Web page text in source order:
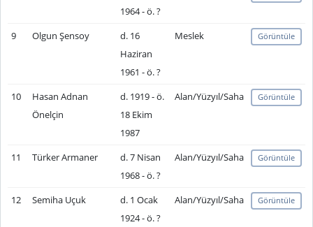
1964 - ö. ?
9 Olgun Şensoy
d. 16
Haziran
1961 - ö. ?
Meslek Görüntüle
10
Hasan Adnan
Önelçin
d. 1919 - ö.
18 Ekim
1987
Alan/Yüzyıl/Saha Görüntüle
11 Türker Armaner
d. 7 Nisan
1968 - ö. ?
Alan/Yüzyıl/Saha Görüntüle
12 Semiha Uçuk
d. 1 Ocak
1924 - ö. ?
Alan/Yüzyıl/Saha Görüntüle